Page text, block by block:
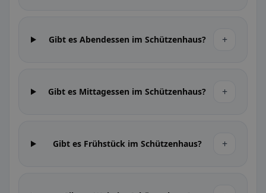
Gibt es Abendessen im Schützenhaus? +
Gibt es Mittagessen im Schützenhaus? +
Gibt es Frühstück im Schützenhaus? +